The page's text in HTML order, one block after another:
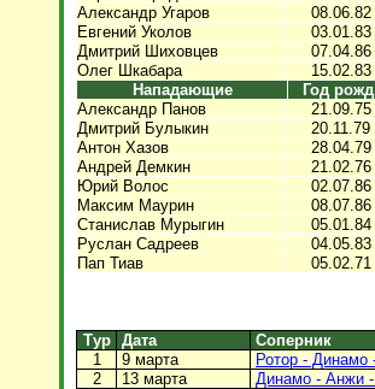
Александр Угаров
08.06.82
Евгений Уколов
03.01.83
Дмитрий Шиховцев
07.04.86
Олег Шкабара
15.02.83
Нападающие
Год
Александр Панов
21.09.75
Дмитрий Булыкин
20.11.79
Антон Хазов
28.04.79
Андрей Демкин
21.02.76
Юрий Волос
02.07.86
Максим Маурин
08.07.86
Станислав Мурыгин
05.01.84
Руслан Садреев
04.05.83
Пап Тиав
05.02.71
Тур Дата
Соперник
1
9 марта
Ротор - Динамо
2
13 марта
Динамо - Анжи